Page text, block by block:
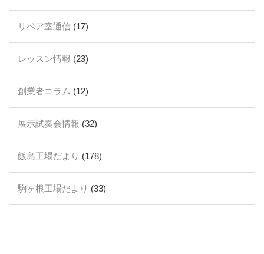
リペア室通信 (17)
レッスン情報 (23)
創業者コラム (12)
展示試奏会情報 (32)
飯島工場だより (178)
駒ヶ根工場だより (33)